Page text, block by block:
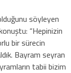
söyleyen
“Hepinizin
bir sürecin
Bayram seyran
tabii bizim